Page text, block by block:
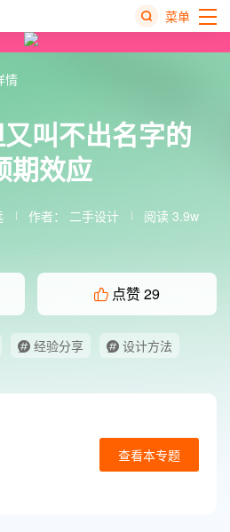
菜单
叫不出名字的
期效应
作者： 二手设计
阅读 3.9w
点赞29
经验分享
设计方法
查看本专题
情